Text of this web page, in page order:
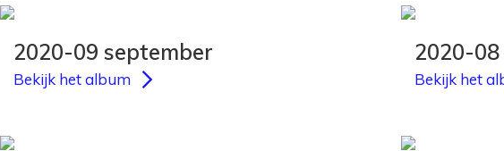
2020-09 september
Bekijk het album
2020-
Bekijk het